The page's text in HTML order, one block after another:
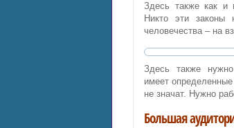
Здесь также как и
Никто эти
человечества – на
Здесь также
имеет
не значат. Нужно
Большая